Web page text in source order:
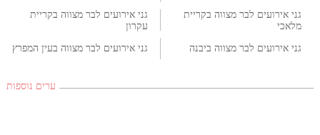
גני אירועים לבר מצווה בקריית
מלאכי
גני אירועים לבר מצווה בקריית
עקרון
גני אירועים לבר מצווה ביבנה גני אירועים לבר מצווה בעין המפרץ
ערים נוספות